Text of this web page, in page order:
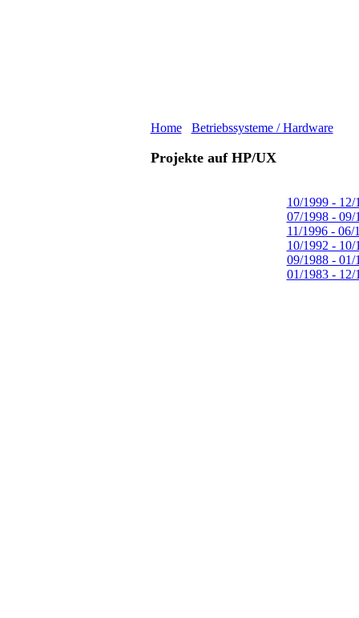
Home Betriebssysteme / Hardware
Projekte auf HP/UX
10/1999 - 12/
07/1998 -
11/1996 - 06/
10/1992 -
09/1988 - 01/
01/1983 - 12/